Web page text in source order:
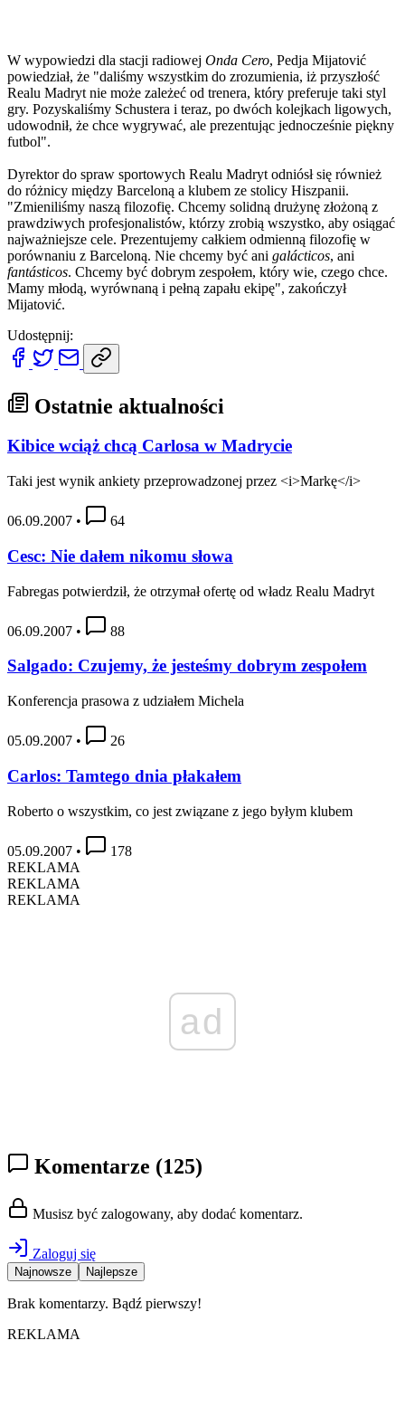
W wypowiedzi dla stacji radiowej Onda Cero, Pedja Mijatović
powiedział, że "daliśmy wszystkim do zrozumienia, iż przyszłość
Realu Madryt nie może zależeć od trenera, który preferuje taki styl
gry. Pozyskaliśmy Schustera i teraz, po dwóch kolejkach ligowych,
udowodnił, że chce wygrywać, ale prezentując jednocześnie piękny
futbol".
Dyrektor do spraw sportowych Realu Madryt odniósł się również
do różnicy między Barceloną a klubem ze stolicy Hiszpanii.
"Zmieniliśmy naszą filozofię. Chcemy solidną drużynę złożoną z
prawdziwych profesjonalistów, którzy zrobią wszystko, aby osiągać
najważniejsze cele. Prezentujemy całkiem odmienną filozofię w
porównaniu z Barceloną. Nie chcemy być ani galácticos, ani
fantásticos. Chcemy być dobrym zespołem, który wie, czego chce.
Mamy młodą, wyrównaną i pełną zapału ekipę", zakończył
Mijatović.
Udostępnij:
Ostatnie aktualności
Kibice wciąż chcą Carlosa w Madrycie
Taki jest wynik ankiety przeprowadzonej przez <i>Markę</i>
06.09.2007 • 64
Cesc: Nie dałem nikomu słowa
Fabregas potwierdził, że otrzymał ofertę od władz Realu Madryt
06.09.2007 • 88
Salgado: Czujemy, że jesteśmy dobrym zespołem
Konferencja prasowa z udziałem Michela
05.09.2007 • 26
Carlos: Tamtego dnia płakałem
Roberto o wszystkim, co jest związane z jego byłym klubem
05.09.2007 •
178
REKLAMA
REKLAMA
REKLAMA
ad
Komentarze (125)
Musisz być zalogowany, aby dodać komentarz.
Zaloguj się
Najnowsze Najlepsze
Brak komentarzy. Bądź pierwszy!
REKLAMA